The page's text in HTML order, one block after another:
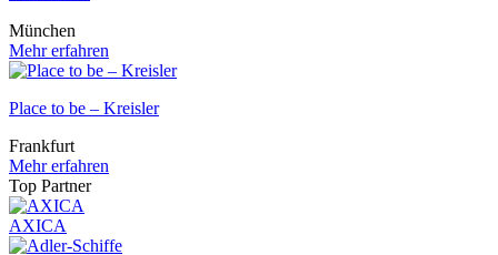
München
Mehr erfahren
Place to be – Kreisler
Frankfurt
Mehr erfahren
Top Partner
AXICA